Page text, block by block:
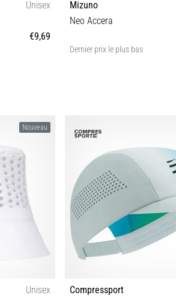
Unisex
€9,69
Mizuno
Neo Accera
Dernier prix le plus bas
37 39 43 44
Nouveau
Unisex
Compressport